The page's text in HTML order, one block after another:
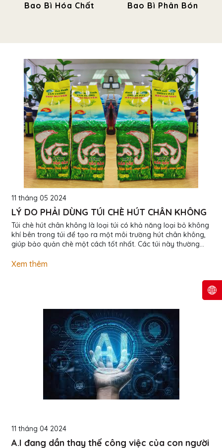
Bao Bì Hóa Chất Bao Bì Phân Bón
11 tháng 05 2024
LÝ DO PHẢI DÙNG TÚI CHÈ HÚT CHÂN KHÔNG
Túi chè hút chân không là loại túi có khả năng loại bỏ không
khí bên trong túi để tạo ra một môi trường hút chân không,
giúp bảo quản chè một cách tốt nhất. Các túi này thường
biệt chống thấm nước và bảo vệ chè khỏi tác động bên
chè hút chân không là giữ cho chè được tươi mới và giữ được
Xem thêm
11 tháng 04 2024
A.I đang dần thay thế công việc của con người